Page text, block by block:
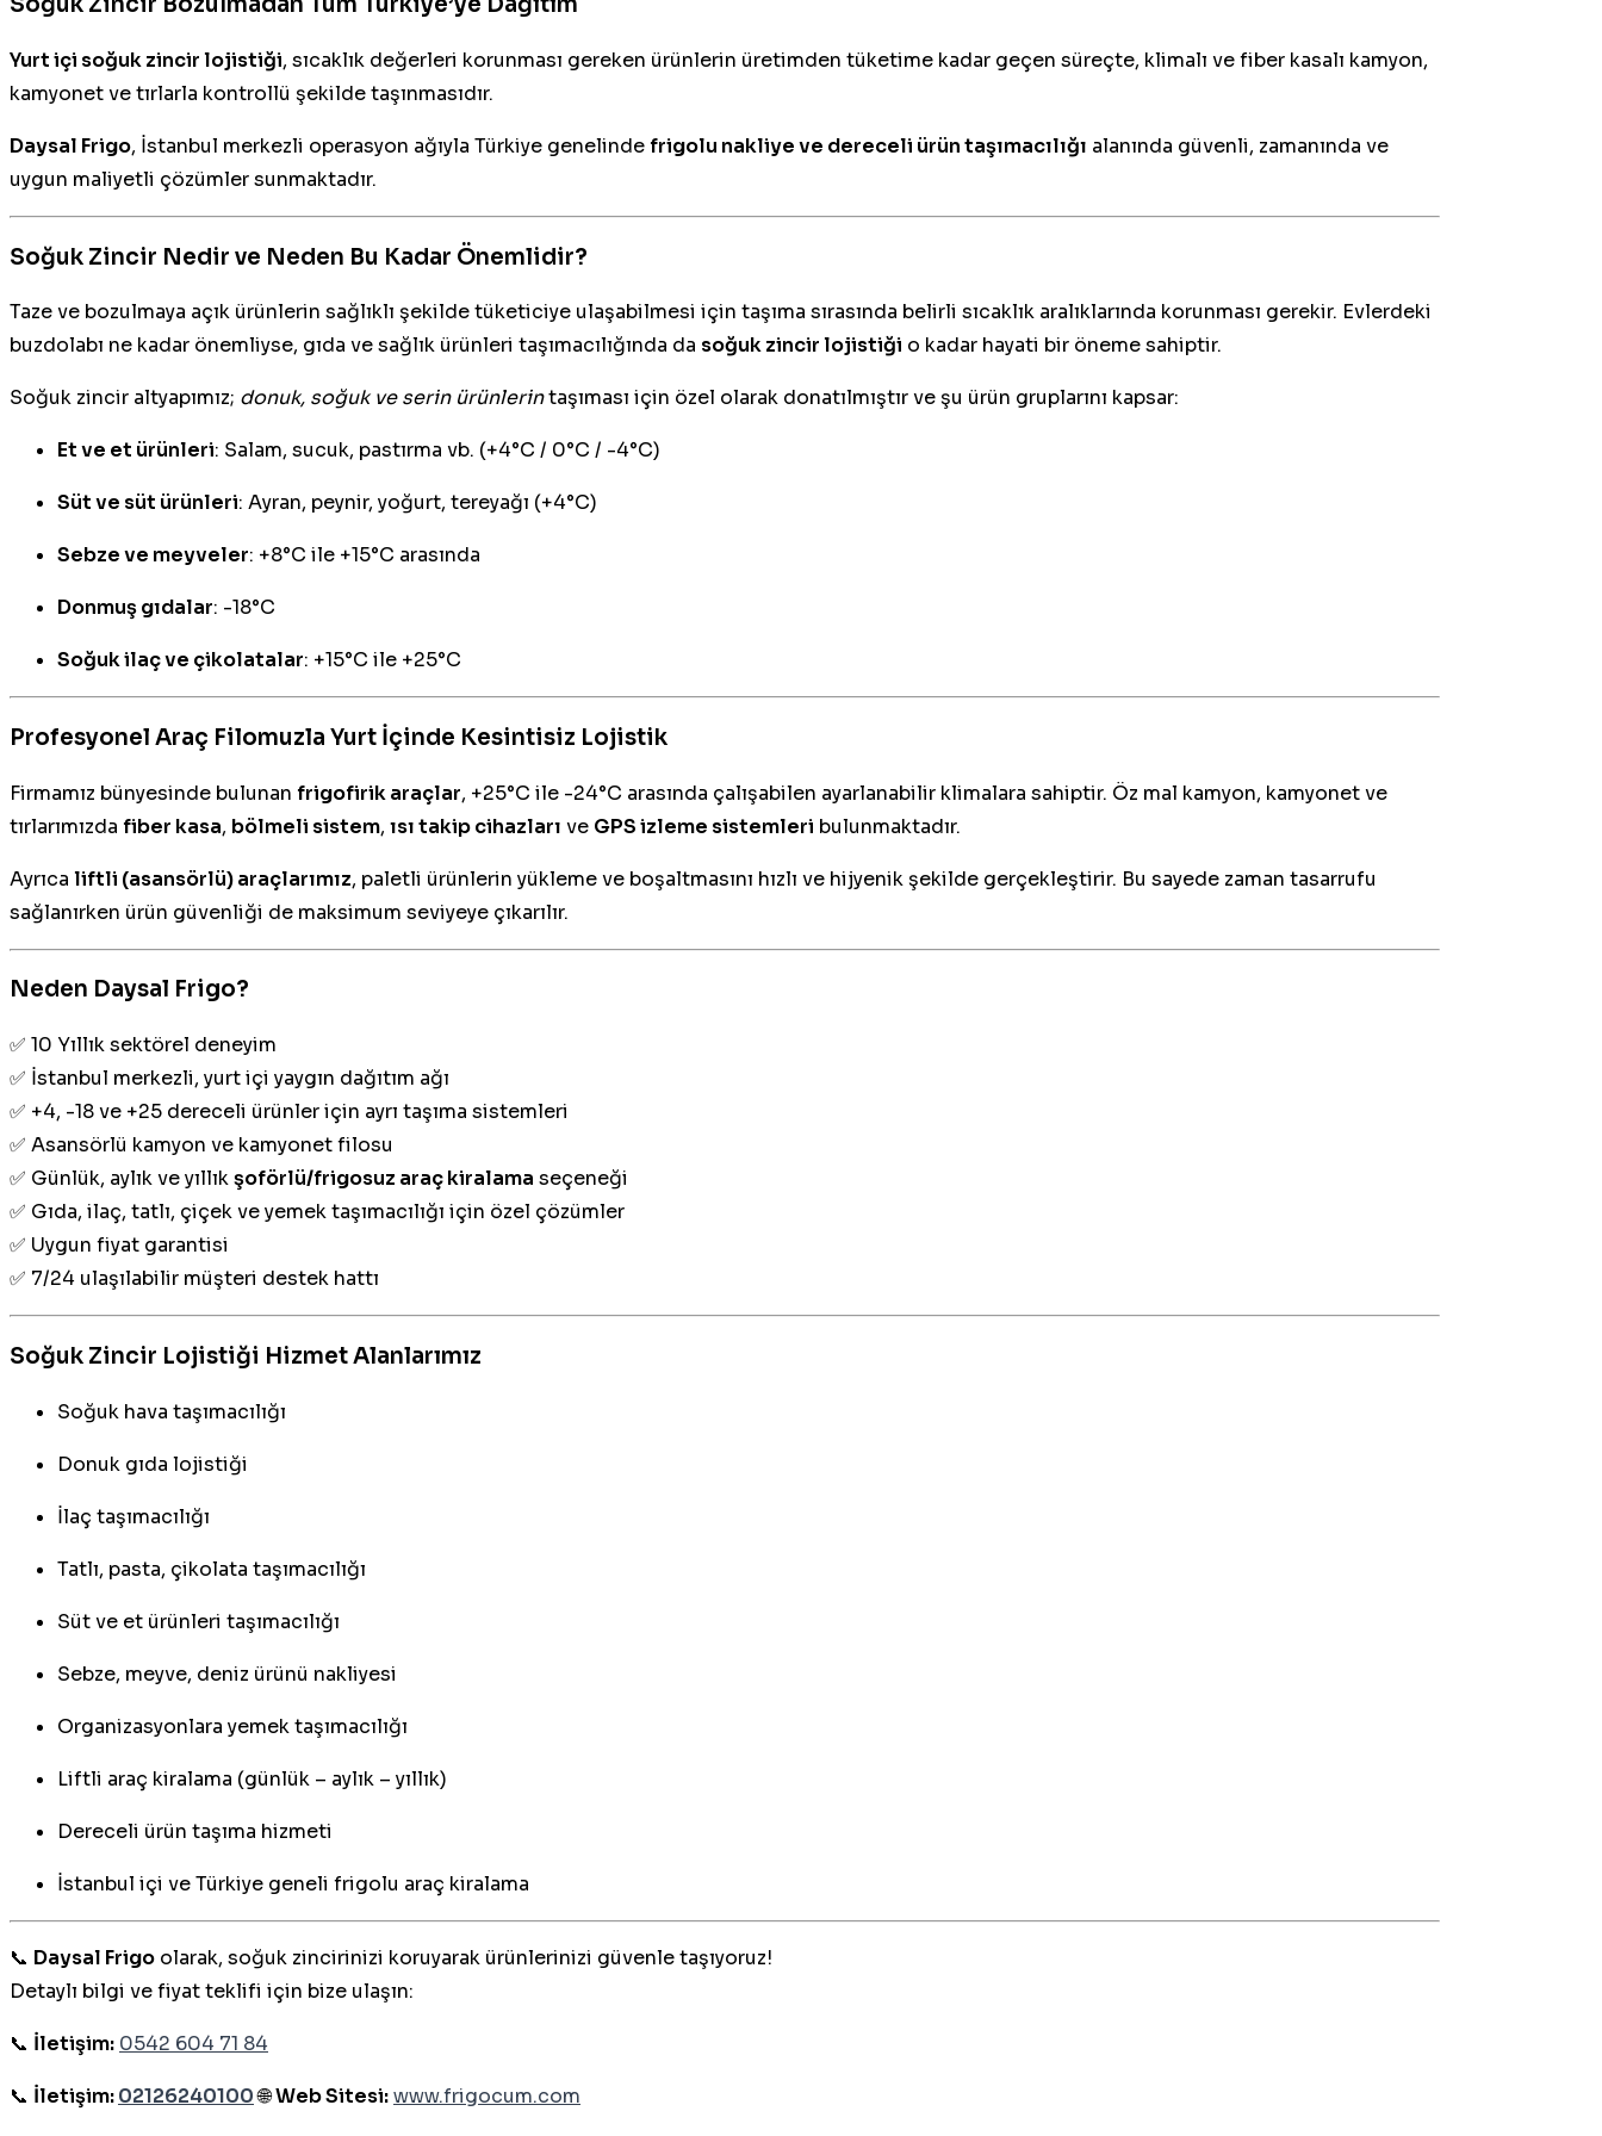
Yurt içi soğuk zincir lojistiği, sıcaklık değerleri korunması gereken ürünlerin üretimden tüketime kadar geçen süreçte, klimalı ve fiber kasalı kamyon,
kamyonet ve tırlarla kontrollü şekilde taşınmasıdır.
Daysal Frigo, İstanbul merkezli operasyon ağıyla Türkiye genelinde frigolu nakliye ve dereceli ürün taşımacılığı alanında güvenli, zamanında ve
uygun maliyetli çözümler sunmaktadır.
Soğuk Zincir Nedir ve Neden Bu Kadar Önemlidir?
Taze ve bozulmaya açık ürünlerin sağlıklı şekilde tüketiciye ulaşabilmesi için taşıma sırasında belirli sıcaklık aralıklarında korunması gerekir. Evlerdeki
buzdolabı ne kadar önemliyse, gıda ve sağlık ürünleri taşımacılığında da soğuk zincir lojistiği o kadar hayati bir öneme sahiptir.
Soğuk zincir altyapımız; donuk, soğuk ve serin ürünlerintaşıması için özel olarak donatılmıştır ve şu ürün gruplarını kapsar:
Et ve et ürünleri: Salam, sucuk, pastırma vb. (+4°C / 0°C / -4°C)
Süt ve süt ürünleri: Ayran, peynir, yoğurt, tereyağı (+4°C)
Sebze ve meyveler: +8°C ile +15°C arasında
Donmuş gıdalar: -18°C
Soğuk ilaç ve çikolatalar: +15°C ile +25°C
Profesyonel Araç Filomuzla Yurt İçinde Kesintisiz Lojistik
Firmamız bünyesinde bulunan frigofirik araçlar, +25°C ile -24°C arasında çalışabilen ayarlanabilir klimalara sahiptir. Öz mal kamyon, kamyonet ve
tırlarımızda fiber kasa, bölmeli sistem, ısı takip cihazları ve GPS izleme sistemleri bulunmaktadır.
Ayrıca liftli (asansörlü) araçlarımız, paletli ürünlerin yükleme ve boşaltmasını hızlı ve hijyenik şekilde gerçekleştirir. Bu sayede zaman tasarrufu
sağlanırken ürün güvenliği de maksimum seviyeye çıkarılır.
Neden Daysal Frigo?
✅ 10 Yıllık sektörel deneyim
✅ İstanbul merkezli, yurt içi yaygın dağıtım ağı
✅ +4, -18 ve +25 dereceli ürünler için ayrı taşıma sistemleri
✅ Asansörlü kamyon ve kamyonet filosu
✅ Günlük, aylık ve yıllıkşoförlü/frigosuz araç kiralama seçeneği
✅ Gıda, ilaç, tatlı, çiçek ve yemek taşımacılığı için özel çözümler
✅ Uygun fiyat garantisi
✅ 7/24 ulaşılabilir müşteri destek hattı
Soğuk Zincir Lojistiği Hizmet Alanlarımız
Soğuk hava taşımacılığı
Donuk gıda lojistiği
İlaç taşımacılığı
Tatlı, pasta, çikolata taşımacılığı
Süt ve et ürünleri taşımacılığı
Sebze, meyve, deniz ürünü nakliyesi
Organizasyonlara yemek taşımacılığı
Liftli araç kiralama (günlük – aylık – yıllık)
Dereceli ürün taşıma hizmeti
İstanbul içi ve Türkiye geneli frigolu araç kiralama
📞 Daysal Frigo olarak, soğuk zincirinizi koruyarak ürünlerinizi güvenle taşıyoruz!
Detaylı bilgi ve fiyat teklifi için bize ulaşın:
📞 İletişim: 0542 604 71 84
📞 İletişim:02126240100🌐Web Sitesi:www.frigocum.com